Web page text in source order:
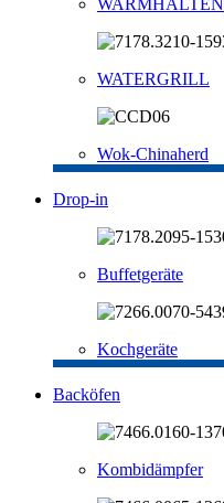
WARMHALTEN
WATERGRILL
Wok-Chinaherd
Drop-in
Buffetgeräte
Kochgeräte
Backöfen
Kombidämpfer